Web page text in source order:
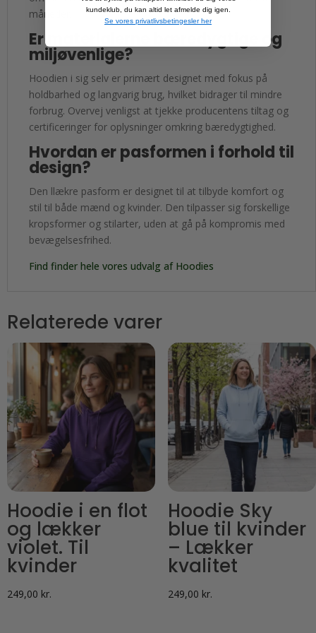
måneder.
Er materialerne bæredygtige og
miljøvenlige?
Hoodien i sig selv er primært designet med fokus på
holdbarhed og langvarig brug, hvilket bidrager til mindre
forbrug. Overvej venligst at tjekke producentens tiltag og
certificeringer for oplysninger omkring bæredygtighed.
Hvordan er pasformen i forhold til
design?
Den llækre pasform er designet til at tilbyde komfort og
stil til både mænd og kvinder. Den tilpasser sig forskellige
kropsformer og stilarter, uden at gå på kompromis med
bevægelsesfrihed.
Find finder hele vores udvalg af Hoodies
Relaterede varer
Hoodie i en flot
og lækker
violet. Til
kvinder
249,00 kr.
Hoodie Sky
blue til kvinder
– Lækker
kvalitet
249,00 kr.
kundeklub, du kan altid let afmelde dig igen.
Se vores privatlivsbetingesler her